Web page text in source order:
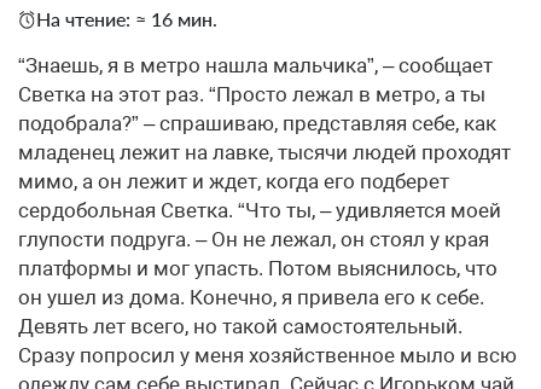
На чтение: ≈ 16 мин.
“Знаешь, я в метро нашла мальчика”, – сообщает
Светка на этот раз. “Просто лежал в метро, а ты
подобрала?” – спрашиваю, представляя себе, как
младенец лежит на лавке, тысячи людей проходят
мимо, а он лежит и ждет, когда его подберет
сердобольная Светка. “Что ты, – удивляется моей
глупости подруга. – Он не лежал, он стоял у края
платформы и мог упасть. Потом выяснилось, что
он ушел из дома. Конечно, я привела его к себе.
Девять лет всего, но такой самостоятельный.
Сразу попросил у меня хозяйственное мыло и всю
одежду сам себе выстирал. Сейчас с Игорьком чай